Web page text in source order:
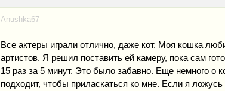
Anushka67
Все актеры играли отлично, даже кот. Моя кошка
артистов. Я решил поставить ей камеру, пока сам
15 раз за 5 минут. Это было забавно. Еще немного о
подходит, чтобы приласкаться ко мне. Если я ложусь